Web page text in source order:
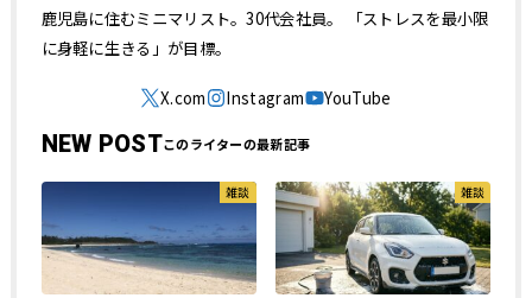
鹿児島に住むミニマリスト。30代会社員。 「ストレスを最小限
に身軽に生きる」が目標。
NEW POST
雑談 雑談